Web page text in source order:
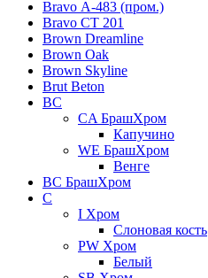
Bravo А-483 (пром.)
Bravo СТ 201
Brown Dreamline
Brown Oak
Brown Skyline
Brut Beton
BС
CA БрашХром
Капучино
WE БрашХром
Венге
BС БрашХром
C
I Хром
Слоновая кость
PW Хром
Белый